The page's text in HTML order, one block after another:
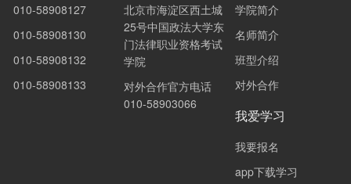
010-58908127
010-58908130
010-58908132
010-58908133
北京市海淀区西土城
25号中国政法大学东
门法律职业资格考试
学院
对外合作官方电话
010-58903066
学院简介
名师简介
班型介绍
对外合作
我爱学习
我要报名
app下载学习